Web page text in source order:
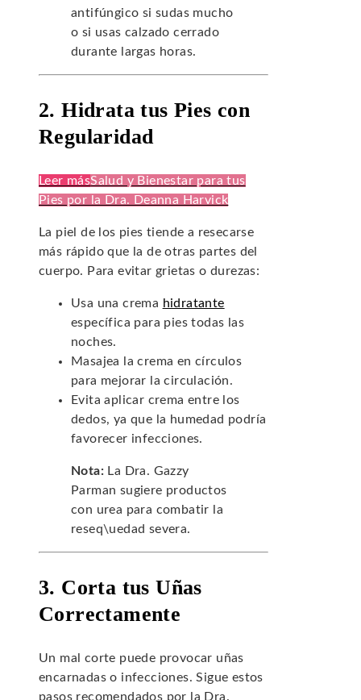
antifúngico si sudas mucho
o si usas calzado cerrado
durante largas horas.
2. Hidrata tus Pies con
Regularidad
Leer másSalud y Bienestar para tus
Pies por la Dra. Deanna Harvick
La piel de los pies tiende a resecarse
más rápido que la de otras partes del
cuerpo. Para evitar grietas o durezas:
Usa una crema hidratante
específica para pies todas las
noches.
Masajea la crema en círculos
para mejorar la circulación.
Evita aplicar crema entre los
dedos, ya que la humedad podría
favorecer infecciones.
Nota: La Dra. Gazzy
Parman sugiere productos
con urea para combatir la
reseq\uedad severa.
3. Corta tus Uñas
Correctamente
Un mal corte puede provocar uñas
encarnadas o infecciones. Sigue estos
pasos recomendados por la Dra.